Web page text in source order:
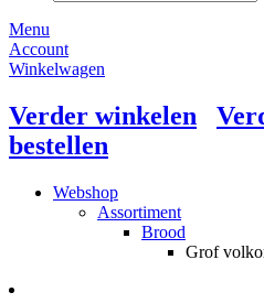
Menu
Account
Winkelwagen
Verder winkelen
bestellen
Webshop
Assortiment
Brood
Grof